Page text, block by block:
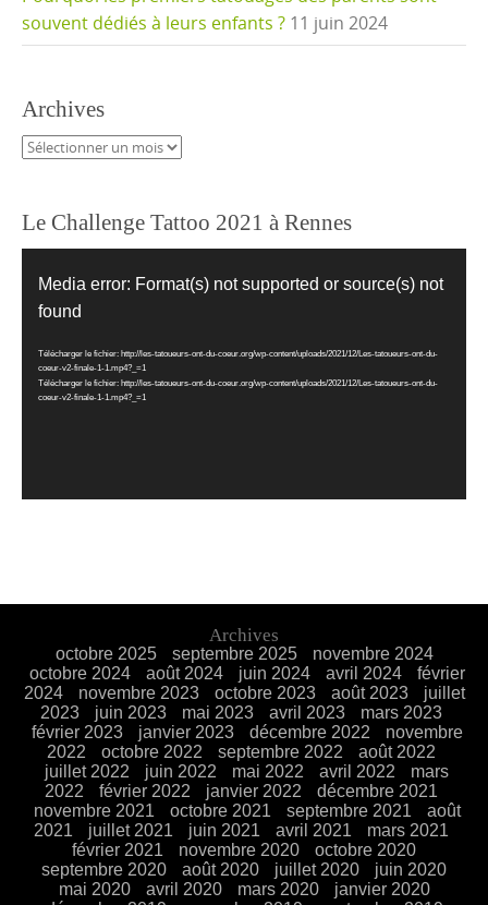
souvent dédiés à leurs enfants ? 11 juin 2024
Archives
Archives
Le Challenge Tattoo 2021 à Rennes
vidéo
Media error: Format(s) not supported or source(s) not
found
Télécharger le fichier: http://les-tatoueurs-ont-du-coeur.org/wp-content/uploads/2021/12/Les-tatoueurs-ont-du-
coeur-v2-finale-1-1.mp4?_=1
Télécharger le fichier: http://les-tatoueurs-ont-du-coeur.org/wp-content/uploads/2021/12/Les-tatoueurs-ont-du-
coeur-v2-finale-1-1.mp4?_=1
Archives
octobre 2025 septembre 2025
novembre 2024
octobre 2024
août 2024 juin 2024 avril 2024
février
2024
novembre 2023 octobre 2023 août 2023
juillet
2023
juin 2023 mai 2023 avril 2023
mars 2023
février 2023
janvier 2023 décembre 2022
novembre
2022
octobre 2022 septembre 2022
août 2022
juillet 2022
juin 2022 mai 2022 avril 2022
mars
2022
février 2022 janvier 2022
décembre 2021
novembre 2021
octobre 2021 septembre 2021
août
2021
juillet 2021 juin 2021 avril 2021
mars 2021
février 2021
novembre 2020
octobre 2020
septembre 2020
août 2020 juillet 2020
juin 2020
mai 2020
avril 2020 mars 2020
janvier 2020